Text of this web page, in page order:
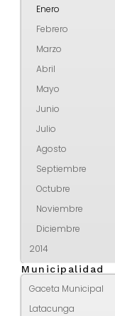
Enero
Febrero
Marzo
Abril
Mayo
Junio
Julio
Agosto
Septiembre
Octubre
Noviembre
Diciembre
2014
Municipalidad
Gaceta Municipal
Latacunga